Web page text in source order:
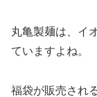
丸亀製麺は、イ
ていますよね。
福袋が販売され